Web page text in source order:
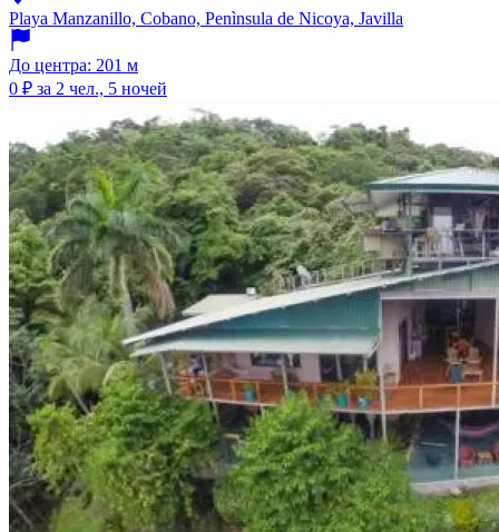
Playa Manzanillo, Cobano, Penìnsula de Nicoya, Javilla
До центра: 201 м
0 ₽ за 2 чел., 5 ночей